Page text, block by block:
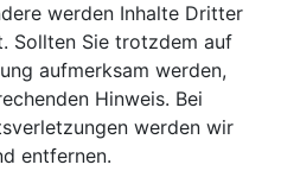
werden Inhalte Dritter
Sollten Sie trotzdem auf
aufmerksam werden,
Hinweis. Bei
werden wir
entfernen.